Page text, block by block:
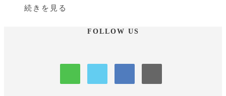
続きを見る
FOLLOW US